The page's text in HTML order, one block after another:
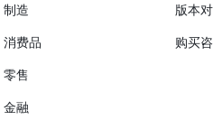
制造
消费品
零售
金融
版本
购买